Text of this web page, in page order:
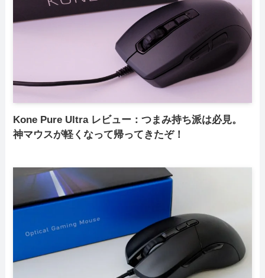
Kone Pure Ultra レビュー：つまみ持ち派は必見。
神マウスが軽くなって帰ってきたぞ！